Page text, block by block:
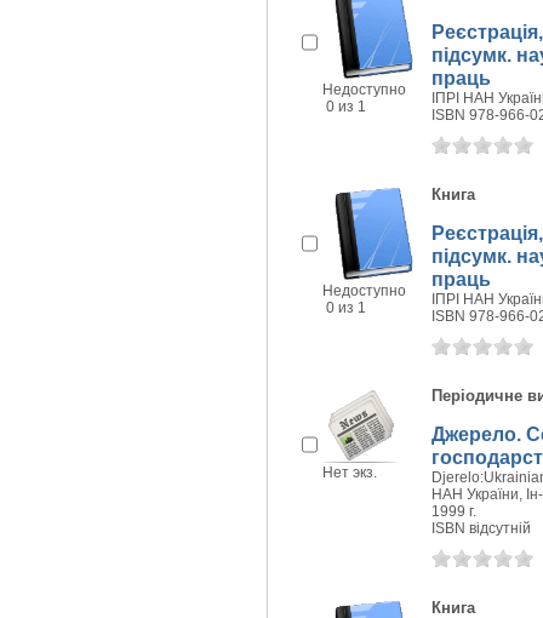
Недоступно
0 из 1
підсумк.
праць
ІПРІ НАН
ISBN 978-966-
Недоступно
0 из 1
Книга
підсумк.
праць
ІПРІ НАН
ISBN 978-966-
Нет экз.
Періодичне
Джерело.
НАН України,
1999 г.
ISBN відсутній
Книга